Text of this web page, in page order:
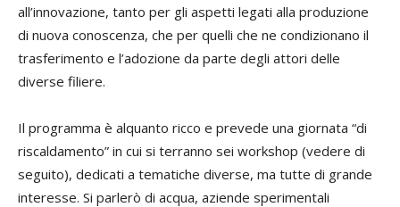
all’innovazione, tanto per gli aspetti legati alla produzione
di nuova conoscenza, che per quelli che ne condizionano il
trasferimento e l’adozione da parte degli attori delle
diverse filiere.
Il programma è alquanto ricco e prevede una giornata “di
riscaldamento” in cui si terranno sei workshop (vedere di
seguito), dedicati a tematiche diverse, ma tutte di grande
interesse. Si parlerò di acqua, aziende sperimentali